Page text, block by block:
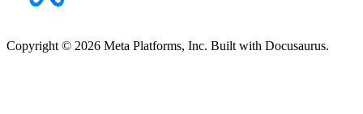
Copyright © 2026 Meta Platforms, Inc. Built with Docusaurus.